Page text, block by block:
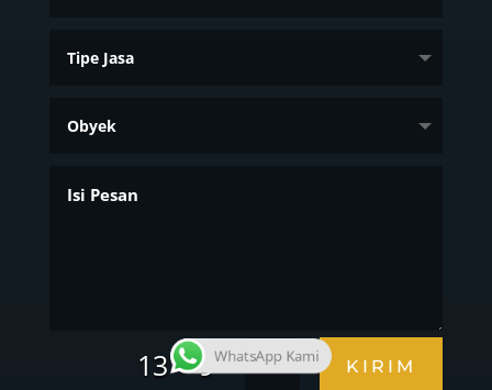
13 + 9= KIRIM
WhatsApp Kami